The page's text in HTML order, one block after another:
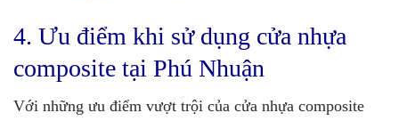
4. Ưu điểm khi sử dụng cửa nhựa
composite tại Phú Nhuận
Với những ưu điểm vượt trội của cửa nhựa composite